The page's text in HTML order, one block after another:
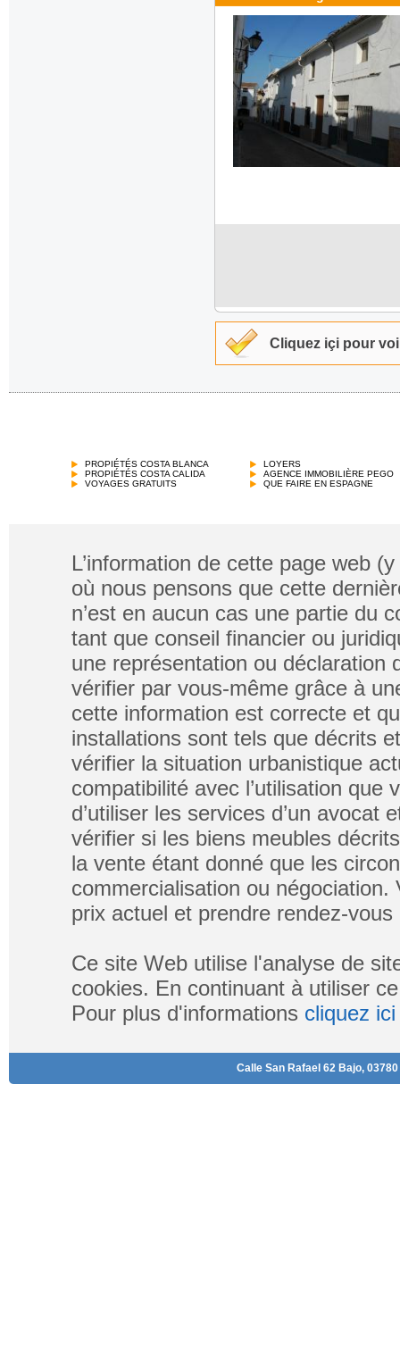
Cliquez içi pour
PROPIÉTÉS COSTA BLANCA
PROPIÉTÉS COSTA CALIDA
VOYAGES GRATUITS
LOYERS
AGENCE IMMOBILIÈRE PEGO
QUE FAIRE EN ESPAGNE
L’information de cette page web
où nous pensons que cette
n’est en aucun cas une partie du
tant que conseil financier ou
une représentation ou
vérifier par vous-même grâce à
cette information est correcte et
installations sont tels que décrits
vérifier la situation urbanistique
compatibilité avec l’utilisation
d’utiliser les services d’un avocat
vérifier si les biens meubles
la vente étant donné que les
commercialisation ou
prix actuel et prendre rendez-
Ce site Web utilise l'analyse de
cookies. En continuant à utiliser
Pour plus d'informations cliquez ici
Calle San Rafael 62 Bajo,